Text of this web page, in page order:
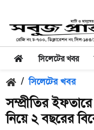
সিলেটের খবর
/ সিলেটের খবর
সম্প্রীতির
নিয়ে ২ বছরের